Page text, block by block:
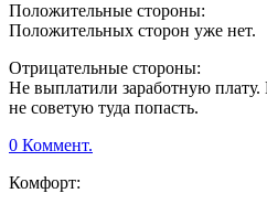
Положительные стороны:
Положительных сторон уже нет.
Отрицательные стороны:
Не выплатили заработную
не советую туда попасть.
0 Коммент.
Комфорт: